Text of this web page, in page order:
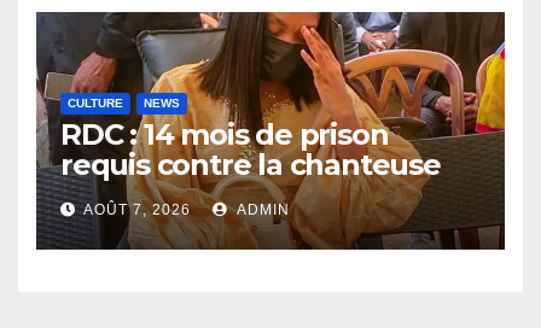
CULTURE NEWS
RDC : 14 mois de prison
requis contre la chanteuse
Rebo Tchulo, la partie civile
réclame 250 000 USD de
dommages et intérêts
AOÛT 7, 2026 ADMIN